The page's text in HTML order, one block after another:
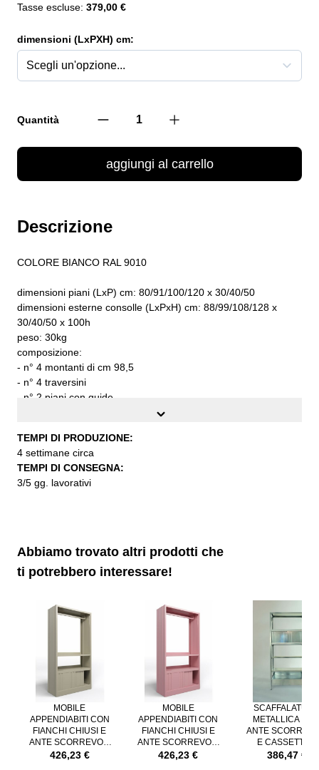
Tasse escluse: 379,00 €
dimensioni (LxPXH) cm:
Quantità
aggiungi al carrello
Descrizione
COLORE BIANCO RAL 9010
dimensioni piani (LxP) cm: 80/91/100/120 x 30/40/50
dimensioni esterne consolle (LxPxH) cm: 88/99/108/128 x
30/40/50 x 100h
peso: 30kg
composizione:
- n° 4 montanti di cm 98,5
- n° 4 traversini
- n° 2 piani con guide
- n° 2 lamiere di chiusura fiancata
- n° 1 lamiera di chiusura posteriore
da assemblare
TEMPI DI CONSEGNA:
TEMPI DI PRODUZIONE:
4 settimane circa
TEMPI DI CONSEGNA:
3/5 gg. lavorativi
Abbiamo trovato altri prodotti che
ti potrebbero interessare!
È possibile navigare tra gli elementi del carosello utilizzando il
Premere per saltare il carosello
MOBILE
APPENDIABITI CON
FIANCHI CHIUSI E
ANTE SCORREVOLI
IN ACCIAIO
426,23 €
MOBILE
APPENDIABITI CON
FIANCHI CHIUSI E
ANTE SCORREVOLI
IN ACCIAIO
426,23 €
METALLICA
ANTE
E CASSETTI IN
LAMIERA DI
386,47 €